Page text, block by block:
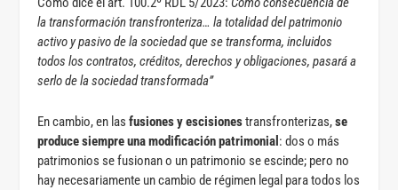
la transformación transfronteriza… la totalidad del patrimonio
activo y pasivo de la sociedad que se transforma, incluidos
todos los contratos, créditos, derechos y obligaciones, pasará a
serlo de la sociedad transformada”
En cambio, en lasfusiones y escisionestransfronterizas,se
produce siempre una modificación patrimonial : dos o más
patrimonios se fusionan o un patrimonio se escinde; pero no
hay necesariamente un cambio de régimen legal para todos los